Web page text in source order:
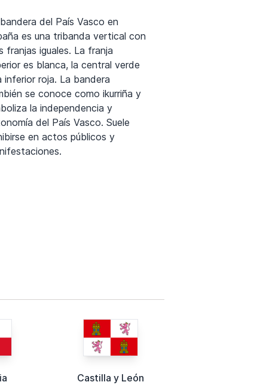
del País Vasco en
es una tribanda vertical con
franjas iguales. La franja
es blanca, la central verde
inferior roja. La bandera
se conoce como ikurriña y
la independencia y
del País Vasco. Suele
en actos públicos y
Castilla y León